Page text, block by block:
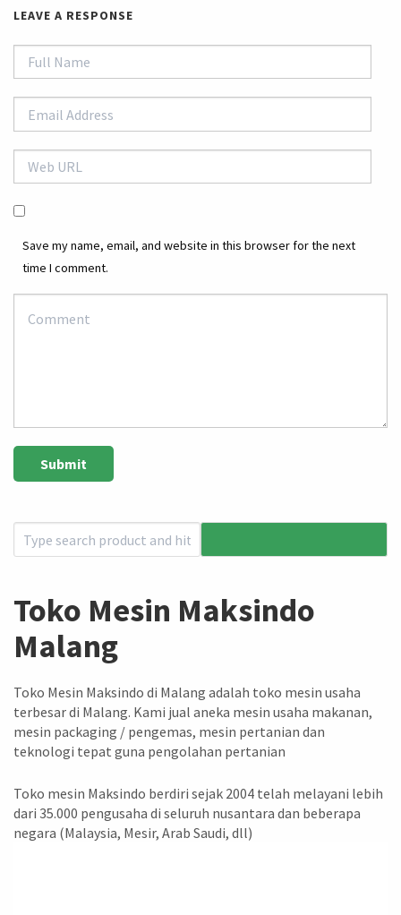
LEAVE A RESPONSE
Save my name, email, and website in this browser for the next
time I comment.
Toko Mesin Maksindo
Malang
Toko Mesin Maksindo di Malang adalah toko mesin usaha
terbesar di Malang. Kami jual aneka mesin usaha makanan,
mesin packaging / pengemas, mesin pertanian dan
teknologi tepat guna pengolahan pertanian
Toko mesin Maksindo berdiri sejak 2004 telah melayani lebih
dari 35.000 pengusaha di seluruh nusantara dan beberapa
negara (Malaysia, Mesir, Arab Saudi, dll)